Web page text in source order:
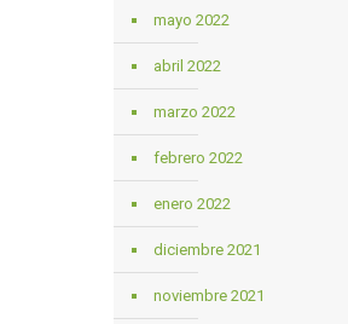
mayo 2022
abril 2022
marzo 2022
febrero 2022
enero 2022
diciembre 2021
noviembre 2021